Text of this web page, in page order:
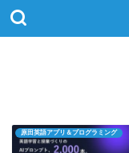
原田英語アプリ＆プログラミング